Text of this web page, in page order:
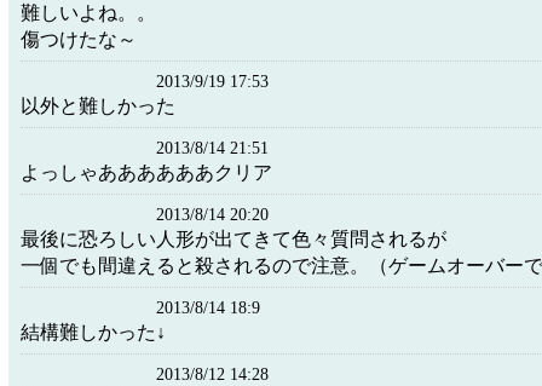
難しいよね。。
傷つけたな～
2013/9/19 17:53
以外と難しかった
2013/8/14 21:51
よっしゃああああああクリア
2013/8/14 20:20
最後に恐ろしい人形が出てきて色々質問されるが
一個でも間違えると殺されるので注意。（ゲームオーバー
2013/8/14 18:9
結構難しかった↓
2013/8/12 14:28